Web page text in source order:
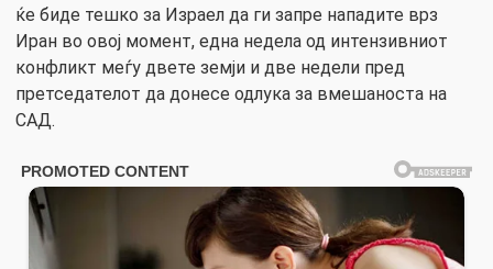
ќе биде тешко за Израел да ги запре нападите врз
Иран во овој момент, една недела од интензивниот
конфликт меѓу двете земји и две недели пред
претседателот да донесе одлука за вмешаноста на
САД.